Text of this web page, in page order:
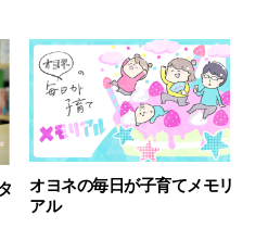
オヨネの毎日が子育てメモリ
アル